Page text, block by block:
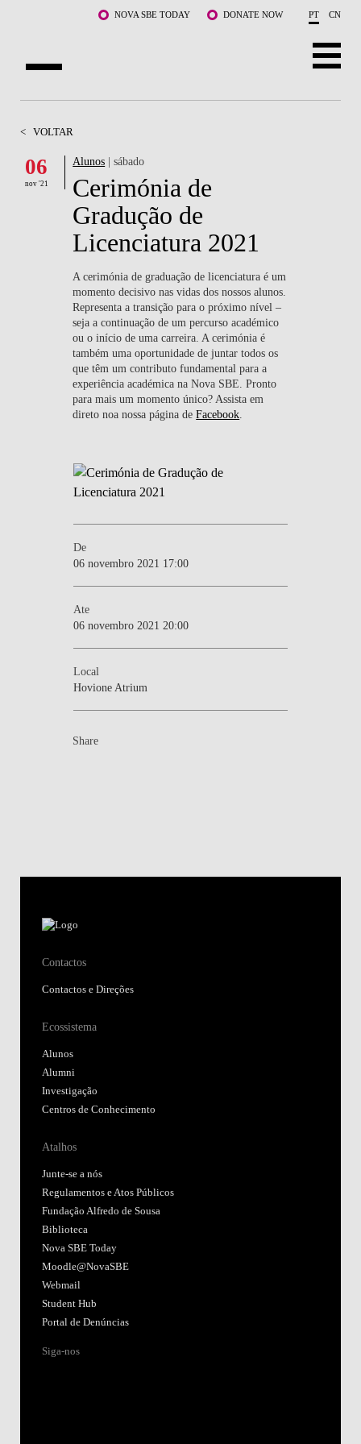
Saltar para o conteúdo principalNOVA SBE TODAY DONATE NOW PT CN
DOCENTES E INVESTIGAÇÃO
COMUNIDADE
WHAT'S HAPPENING
< VOLTAR
06
nov '21
Alunos | sábado
Cerimónia de
Gradução de
Licenciatura 2021
A cerimónia de graduação de licenciatura é um
momento decisivo nas vidas dos nossos alunos.
Representa a transição para o próximo nível –
seja a continuação de um percurso académico
ou o início de uma carreira. A cerimónia é
também uma oportunidade de juntar todos os
que têm um contributo fundamental para a
experiência académica na Nova SBE. Pronto
para mais um momento único? Assista em
direto noa nossa página deFacebook
De
06 novembro 2021 17:00
Ate
06 novembro 2021 20:00
Local
Hovione Atrium
Share
Contactos
Contactos e Direções
Ecossistema
Alunos
Alumni
Investigação
Centros de Conhecimento
Atalhos
Junte-se a nós
Regulamentos e Atos Públicos
Fundação Alfredo de Sousa
Biblioteca
Nova SBE Today
Moodle@NovaSBE
Webmail
Student Hub
Portal de Denúncias
Siga-nos